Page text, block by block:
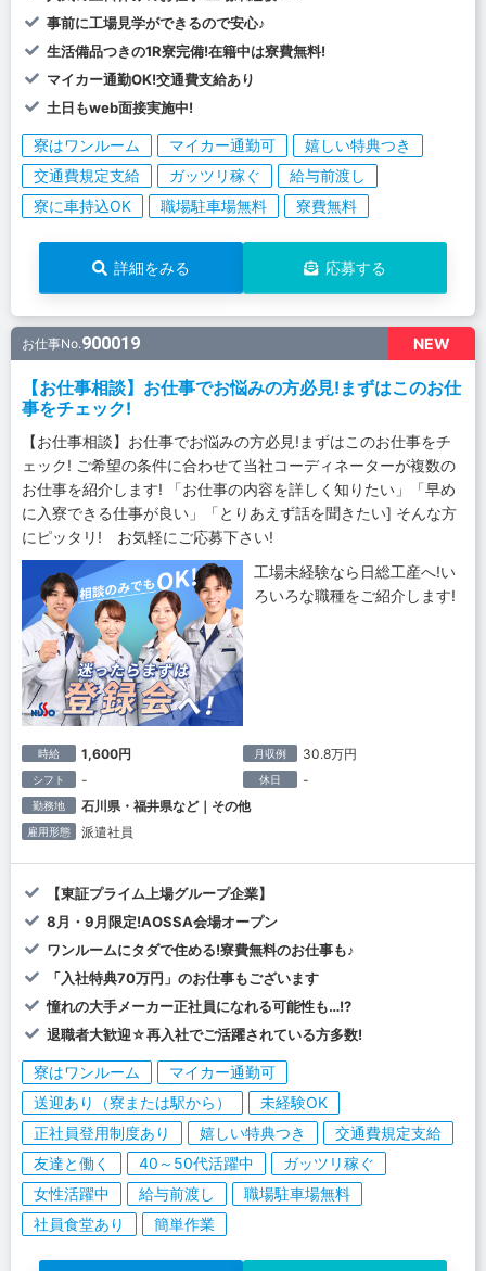
事前に工場見学ができるので安心♪
生活備品つきの1R寮完備!在籍中は寮費無料!
マイカー通勤OK!交通費支給あり
土日もweb面接実施中!
寮はワンルーム マイカー通勤可
嬉しい特典つき
交通費規定支給
ガッツリ稼ぐ
給与前渡し
寮に車持込OK
職場駐車場無料 寮費無料
詳細をみる 応募する
NEW
お仕事No.900019
【お仕事相談】お仕事でお悩みの方必見!まずはこのお仕
事をチェック!
【お仕事相談】お仕事でお悩みの方必見!まずはこのお仕事をチ
ェック! ご希望の条件に合わせて当社コーディネーターが複数の
お仕事を紹介します! 「お仕事の内容を詳しく知りたい」「早め
に入寮できる仕事が良い」「とりあえず話を聞きたい] そんな方
にピッタリ! お気軽にご応募下さい!
工場未経験なら日総工産へ!い
ろいろな職種をご紹介します!
時給 1,600円 月収例 30.8万円
シフト - 休日 -
勤務地 石川県・福井県など｜その他
雇用形態 派遣社員
【東証プライム上場グループ企業】
8月・9月限定!AOSSA会場オープン
ワンルームにタダで住める!寮費無料のお仕事も♪
「入社特典70万円」のお仕事もございます
憧れの大手メーカー正社員になれる可能性も…!?
退職者大歓迎☆再入社でご活躍されている方多数!
寮はワンルーム
マイカー通勤可
送迎あり（寮または駅から）
未経験OK
正社員登用制度あり
嬉しい特典つき
交通費規定支給
友達と働く
40～50代活躍中
ガッツリ稼ぐ
女性活躍中
給与前渡し
職場駐車場無料
社員食堂あり
簡単作業